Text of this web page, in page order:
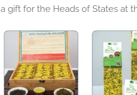
a gift for the Heads of States at